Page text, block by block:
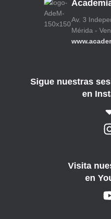
Av. 3
Mérida -
Sigue nuestras
en
Visita
en